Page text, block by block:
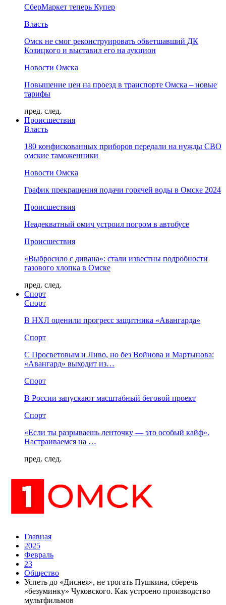
СберМаркет теперь Купер
Власть
Омск не смог реконструировать обветшавший ДК
Козицкого и выставил его на аукцион
Новости Омска
Повышение цен на проезд в транспорте Омска – новые
тарифы
пред. след.
Происшествия
Власть
180 конфискованных приборов передали на нужды СВО
омские таможенники
Новости Омска
График прекращения подачи горячей воды в Омске 2024
Происшествия
Неадекватный омич устроил погром в автобусе
Происшествия
«Выбросило с дивана»: стали известны подробности
газового хлопка в Омске
пред. след.
Спорт
Спорт
В НХЛ оценили прогресс защитника «Авангарда»
Спорт
С Просветовым и Ливо, но без Войнова и Мартынова:
«Авангард» выходит из…
Спорт
В России запускают масштабный беговой проект
Спорт
«Если ты разрываешь ленточку — это особый кайф».
Настраиваемся на …
пред. след.
Главная
2025
Февраль
23
Общество
Успеть до «Диснея», не трогать Пушкина, сберечь
«безуминку» Чуковского. Как устроено производство
мультфильмов